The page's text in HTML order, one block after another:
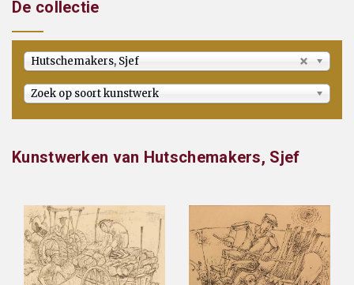
De collectie
Hutschemakers, Sjef
Zoek op soort kunstwerk
Kunstwerken van Hutschemakers, Sjef